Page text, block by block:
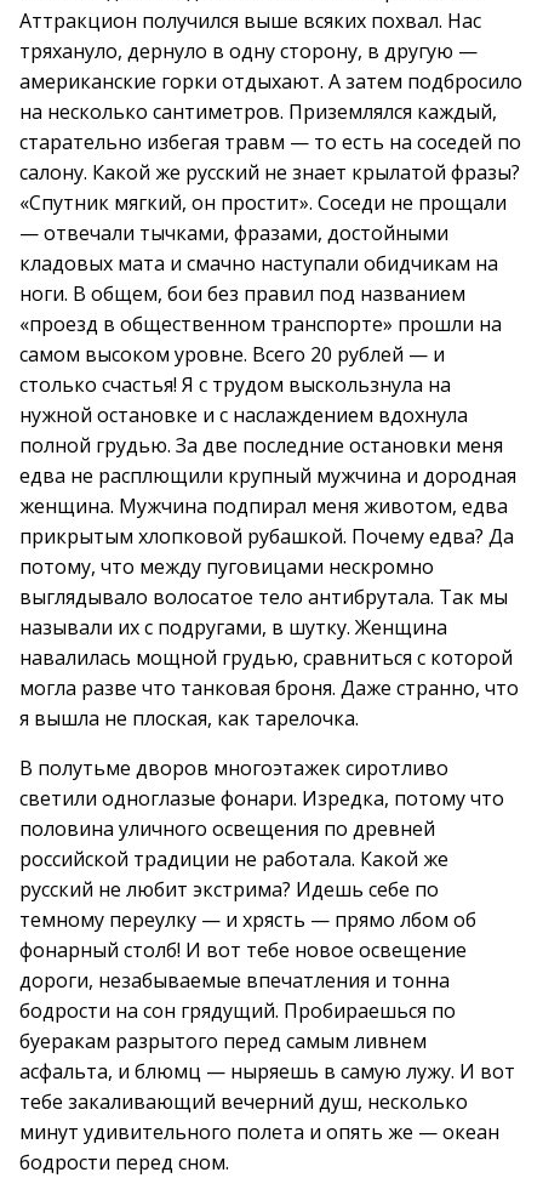
Аттракцион получился выше всяких похвал. Нас
тряхануло, дернуло в одну сторону, в другую —
американские горки отдыхают. А затем подбросило
на несколько сантиметров. Приземлялся каждый,
старательно избегая травм — то есть на соседей по
салону. Какой же русский не знает крылатой фразы?
«Спутник мягкий, он простит». Соседи не прощали
— отвечали тычками, фразами, достойными
кладовых мата и смачно наступали обидчикам на
ноги. В общем, бои без правил под названием
«проезд в общественном транспорте» прошли на
самом высоком уровне. Всего 20 рублей — и
столько счастья! Я с трудом выскользнула на
нужной остановке и с наслаждением вдохнула
полной грудью. За две последние остановки меня
едва не расплющили крупный мужчина и дородная
женщина. Мужчина подпирал меня животом, едва
прикрытым хлопковой рубашкой. Почему едва? Да
потому, что между пуговицами нескромно
выглядывало волосатое тело антибрутала. Так мы
называли их с подругами, в шутку. Женщина
навалилась мощной грудью, сравниться с которой
могла разве что танковая броня. Даже странно, что
я вышла не плоская, как тарелочка.
В полутьме дворов многоэтажек сиротливо
светили одноглазые фонари. Изредка, потому что
половина уличного освещения по древней
российской традиции не работала. Какой же
русский не любит экстрима? Идешь себе по
темному переулку — и хрясть — прямо лбом об
фонарный столб! И вот тебе новое освещение
дороги, незабываемые впечатления и тонна
бодрости на сон грядущий. Пробираешься по
буеракам разрытого перед самым ливнем
асфальта, и блюмц — ныряешь в самую лужу. И вот
тебе закаливающий вечерний душ, несколько
минут удивительного полета и опять же — океан
бодрости перед сном.